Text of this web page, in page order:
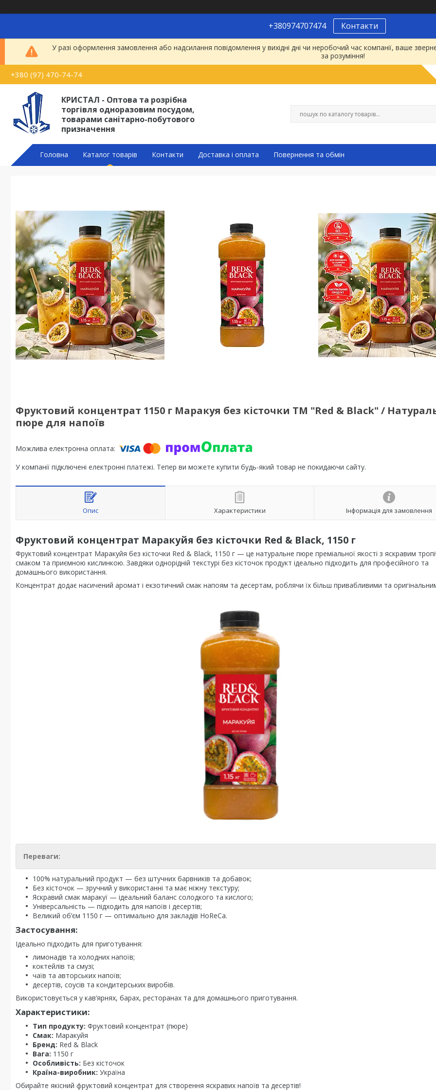
+380974707474 Контакти
У разі оформлення замовлення або надсилання повідомлення у вихідні дні чи неробочий час компанії, ваше
за розуміння!
+380 (97) 470-74-74
КРИСТАЛ - Оптова та розрібна
торгівля одноразовим посудом,
товарами санітарно-побутового
призначення
Головна Каталог товарів Контакти Доставка і оплата Повернення та обмін
Фруктовий концентрат 1150 г Маракуя без кісточки ТМ "Red & Black" /
пюре для напоїв
У компанії підключені електронні платежі. Тепер ви можете купити будь-який товар не покидаючи сайту.
Опис Характеристики Інформація для замовлення
Фруктовий концентрат Маракуйя без кісточки Red & Black, 1150 г
Фруктовий концентрат Маракуйя без кісточки Red & Black, 1150 г — це натуральне пюре преміальної якості з яскравим
смаком та приємною кислинкою. Завдяки однорідній текстурі без кісточок продукт ідеально підходить для професійного та
домашнього використання.
Концентрат додає насичений аромат і екзотичний смак напоям та десертам, роблячи їх більш привабливими та
Переваги:
100% натуральний продукт — без штучних барвників та добавок;
Без кісточок — зручний у використанні та має ніжну текстуру;
Яскравий смак маракуї — ідеальний баланс солодкого та кислого;
Універсальність — підходить для напоїв і десертів;
Великий об’єм 1150 г — оптимально для закладів HoReCa.
Застосування:
Ідеально підходить для приготування:
лимонадів та холодних напоїв;
коктейлів та смузі;
чаїв та авторських напоїв;
десертів, соусів та кондитерських виробів.
Використовується у кав’ярнях, барах, ресторанах та для домашнього приготування.
Характеристики:
Тип продукту: Фруктовий концентрат (пюре)
Смак: Маракуйя
Бренд: Red & Black
Вага: 1150 г
Особливість: Без кісточок
Країна-виробник: Україна
Обирайте якісний фруктовий концентрат для створення яскравих напоїв та десертів!